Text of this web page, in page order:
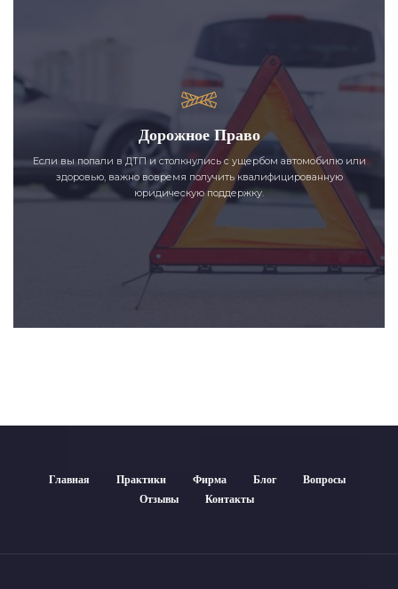
Дорожное Право
Если вы попали в ДТП и столкнулись с ущербом автомобилю или
здоровью, важно вовремя получить квалифицированную
юридическую поддержку.
Главная Практики Фирма Блог
Вопросы
Отзывы
Контакты